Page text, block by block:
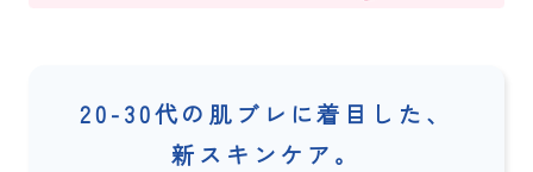
20-30代の肌ブレに着目した、
新スキンケア。